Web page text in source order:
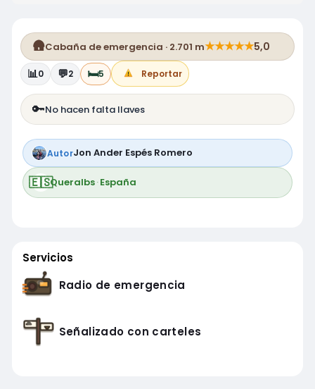
🛖Cabaña de emergencia · 2.701 m★★★★★5,0
📊0 💬2 🛏️5 Reportar
🔑No hacen falta llaves
AutorJon Ander Espés Romero
🇪🇸Queralbs·España
Servicios
Radio de emergencia
Señalizado con carteles